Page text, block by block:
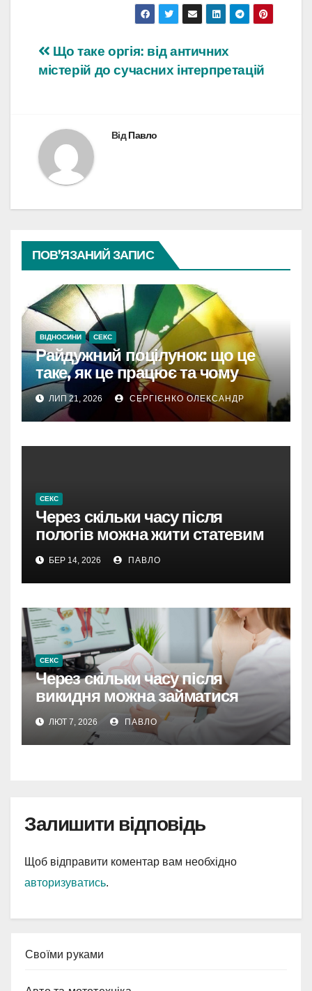
Навігація
записів
Що таке оргія: від античних
містерій до сучасних інтерпретацій
ВідПавло
ПОВ’ЯЗАНИЙ ЗАПИС
ВІДНОСИНИ СЕКС
Райдужний поцілунок: що це
таке, як це працює та чому
тема не сходить з вуст
ЛИП 21, 2026 СЕРГІЄНКО ОЛЕКСАНДР
СЕКС
Через скільки часу після
пологів можна жити статевим
життям?
БЕР 14, 2026 ПАВЛО
СЕКС
Через скільки часу після
викидня можна займатися
сексом
ЛЮТ 7, 2026 ПАВЛО
Залишити відповідь
Щоб відправити коментар вам необхідно
авторизуватись.
Cвоїми руками